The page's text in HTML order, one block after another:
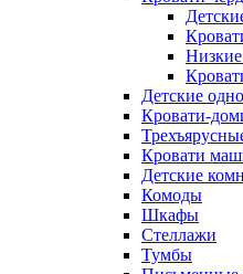
Низкие
Детские
Кровати-
Кровати
Детские
Комоды
Шкафы
Стеллажи
Тумбы